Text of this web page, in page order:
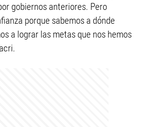
gobiernos anteriores. Pero
porque sabemos a dónde
a lograr las metas que nos hemos